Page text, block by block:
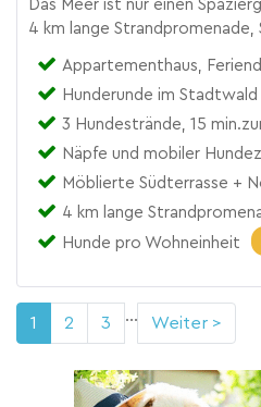
Das Meer ist nur einen
4 km lange Strandpromenade,
Appartementhaus, Feriendorf
Hunderunde im Stadtwald
3 Hundestrände, 15
Näpfe und mobiler
Möblierte Südterrasse +
4 km lange
Hunde pro Wohneinheit
1 2 3 ... Weiter >